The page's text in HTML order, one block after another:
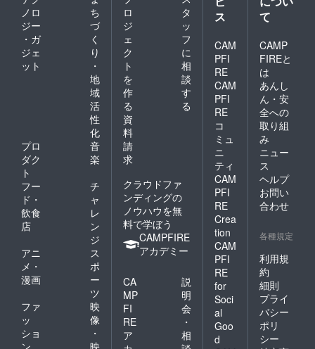
ノロ
ジー
・ガ
ジェ
ット
ち
づ
く
り
・
地
域
活
性
化
プロ
ダク
ト
音
楽
フー
ド・
飲食
店
チ
ャ
レ
ン
ジ
アニ
メ・
漫画
ス
ポ
ー
ツ
ファ
ッ
ショ
映
像
・
ロ
ジ
ェ
ク
ト
を
作
る
タ
ッ
フ
に
相
談
す
る
資
料
請
求
クラウドファ
ンディングの
ノウハウを無
料で学ぼう
CAMPFIRE
アカデミー
CA
MP
FI
RE
ア
説
明
会
・
相
ス
CAM
PFI
RE
CAM
PFI
RE
コ
ミュ
ニ
ティ
CAM
PFI
RE
Crea
tion
CAM
PFI
RE
for
Soci
al
Goo
d
て
CAMP
FIREと
は
あんし
ん・安
全への
取り組
み
ニュー
ス
ヘルプ
お問い
合わせ
各種規定
利用規
約
細則
プライ
バシー
ポリ
シー